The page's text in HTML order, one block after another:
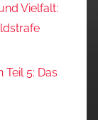
Vielfalt:
Teil 5: Das